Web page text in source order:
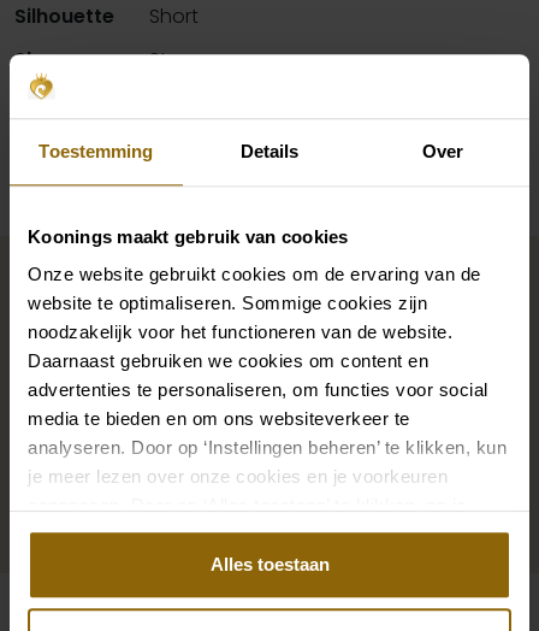
Toestemming Details Over
Koonings maakt gebruik van cookies
Onze website gebruikt cookies om de ervaring van de
website te optimaliseren. Sommige cookies zijn
noodzakelijk voor het functioneren van de website.
Daarnaast gebruiken we cookies om content en
advertenties te personaliseren, om functies voor social
media te bieden en om ons websiteverkeer te
analyseren. Door op ‘Instellingen beheren’ te klikken, kun
je meer lezen over onze cookies en je voorkeuren
akkoord met het gebruik van alle cookies.
Alles toestaan
Silhouette
Short
Sleeves
Straps
Availability per shop
Complete your bridal look
The perfect shoes for under your dress, a necklace
that adorns your neckline, or a hair accessory that
sparkles in the sun: a dress is only complete with
matching accessories. And you will also find them in
our wedding palace.